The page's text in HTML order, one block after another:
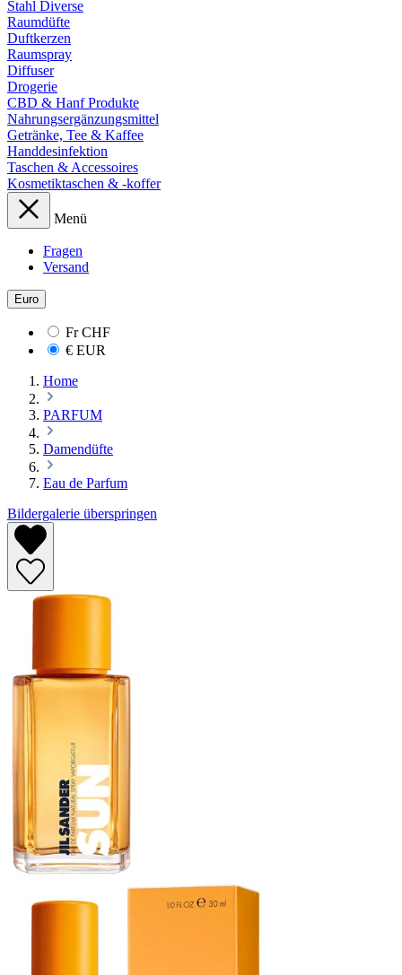
Stahl Diverse
Raumdüfte
Duftkerzen
Raumspray
Diffuser
Drogerie
CBD & Hanf Produkte
Nahrungsergänzungsmittel
Getränke, Tee & Kaffee
Handdesinfektion
Taschen & Accessoires
Kosmetiktaschen & -koffer
Menü
Fragen
Versand
Euro
FrCHF
€ EUR
Home
PARFUM
Damendüfte
Eau de Parfum
Bildergalerie überspringen